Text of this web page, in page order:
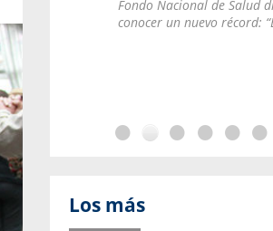
Fondo Nacional de Salud
conocer un nuevo récord:
Los más